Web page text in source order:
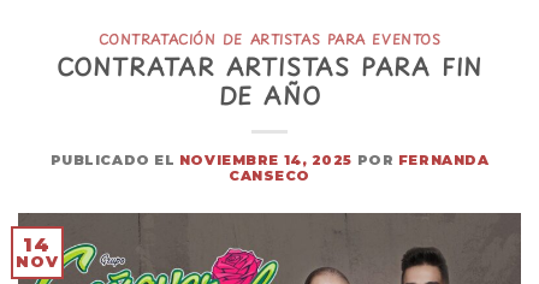
CONTRATACIÓN DE ARTISTAS PARA EVENTOS
CONTRATAR ARTISTAS PARA FIN
DE AÑO
PUBLICADO EL NOVIEMBRE 14, 2025 POR FERNANDA
CANSECO
14
NOV